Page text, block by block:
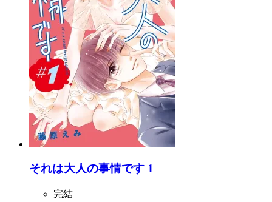
それは大人の事情です 1
完結